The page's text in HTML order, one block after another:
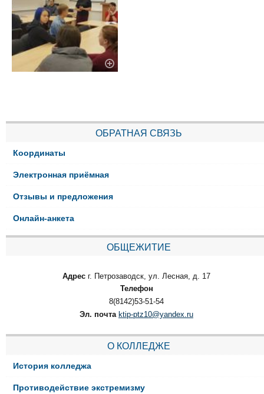
ОБРАТНАЯ СВЯЗЬ
Координаты
Электронная приёмная
Отзывы и предложения
Онлайн-анкета
ОБЩЕЖИТИЕ
Адрес г. Петрозаводск, ул. Лесная, д. 17
Телефон
8(8142)53-51-54
Эл. почта ktip-ptz10@yandex.ru
О КОЛЛЕДЖЕ
История колледжа
Противодействие экстремизму